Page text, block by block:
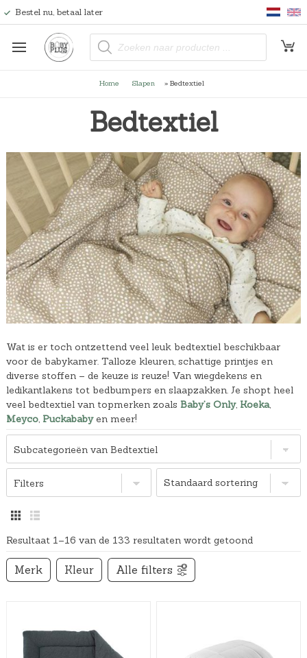
Bestel nu, betaal later
P
o
n
o
k
e
n
Home Slapen » Bedtextiel
Bedtextiel
Wat is er toch ontzettend veel leuk bedtextiel beschikbaar
voor de babykamer. Talloze kleuren, schattige printjes en
diverse stoffen – de keuze is reuze! Van wiegdekens en
ledikantlakens tot bedbumpers en slaapzakken. Je shopt heel
veel bedtextiel van topmerken zoals Baby’s Only, Koeka,
Meyco, Puckababyen meer!
Subcategorieën van Bedtextiel
Filters
Resultaat 1–16 van de 133 resultaten wordt getoond
Merk Kleur Alle filters